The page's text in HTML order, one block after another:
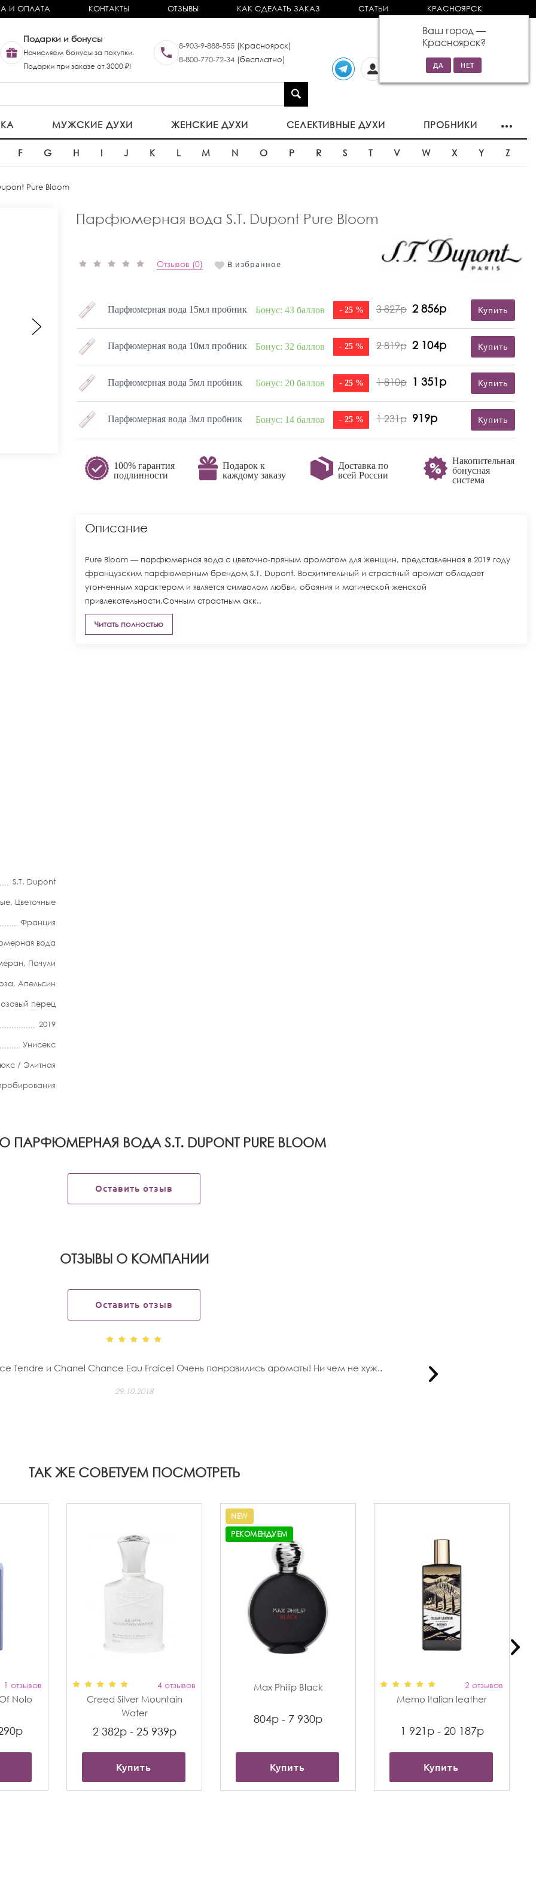
И ОПЛАТА КОНТАКТЫ ОТЗЫВЫ КАК СДЕЛАТЬ ЗАКАЗ СТАТЬИ КРАСНОЯРСК
Ваш город —
Красноярск?
Подарки и бонусы
Начисляем бонусы за покупки.
Подарки при заказе от 3000 ₽!
8-903-9-888-555 (Красноярск)
8-800-770-72-34 (бесплатно)
0 товаров
на сумму 0р
МУЖСКИЕ ДУХИ ЖЕНСКИЕ ДУХИ СЕЛЕКТИВНЫЕ ДУХИ ПРОБНИКИ
F G H I J K L M N O P R S T V W X Y Z
Pure Bloom
S.T. Dupont
, Цветочные
Франция
вода
, Пачули
, Апельсин
перец
2019
Унисекс
/ Элитная
Парфюмерная вода S.T. Dupont Pure Bloom
Отзывов (0) В избранное
Парфюмерная вода 15мл пробник Бонус: 43 баллов - 25 % 3 827р 2 856р Купить
Парфюмерная вода 10мл пробник Бонус: 32 баллов - 25 % 2 819р 2 104р Купить
Парфюмерная вода 5мл пробник Бонус: 20 баллов - 25 % 1 810р 1 351р Купить
Парфюмерная вода 3мл пробник Бонус: 14 баллов - 25 % 1 231р 919р Купить
100% гарантия
подлинности
Подарок к
каждому заказу
Доставка по
всей России
Накопительная
бонусная
система
Описание
Pure Bloom — парфюмерная вода с цветочно-пряным ароматом для женщин, представленная в 2019 году
французским парфюмерным брендом S.T. Dupont. Восхитительный и страстный аромат обладает
утонченным характером и является символом любви, обаяния и магической женской
привлекательности.Сочным страстным акк..
Читать полностью
ПАРФЮМЕРНАЯ ВОДА S.T. DUPONT PURE BLOOM
Оставить отзыв
OТЗЫВЫ О КОМПАНИИ
Оставить отзыв
Tendre и Chanel Chance Eau Fraice! Очень понравились ароматы! Ни чем не хуж..
29.10.2018
ТАК ЖЕ СОВЕТУЕМ ПОСМОТРЕТЬ
1 отзывов
Nolo
4 отзывов
Creed Silver Mountain
Water
2 382р - 25 939р
Купить
NEW
РЕКОМЕНДУЕМ
Max Philip Black
804р - 7 930р
Купить
2 отзывов
Memo Italian leather
1 921р - 20 187р
Купить